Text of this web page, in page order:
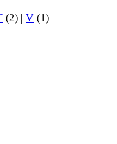
(2) | V (1)